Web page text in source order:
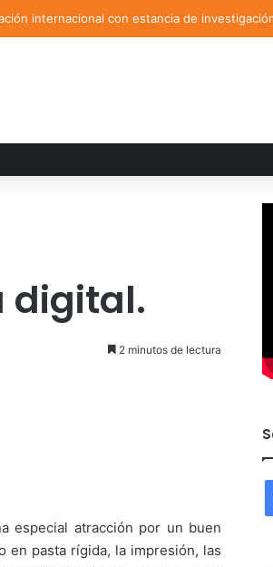
internacional con estancia de
digital.
2 minutos de lectura
especial atracción por un buen
en pasta rígida, la impresión, las